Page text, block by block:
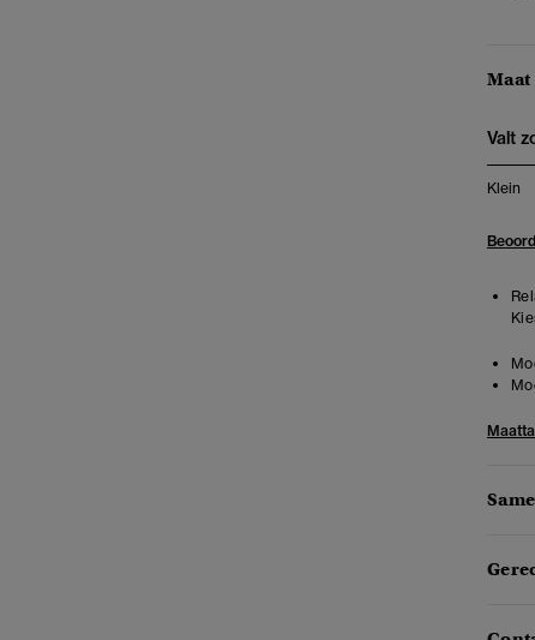
Maat
Valt
Klein